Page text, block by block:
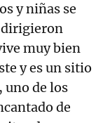
y niñas se
dirigieron
muy bien
y es un sitio
uno de los
de